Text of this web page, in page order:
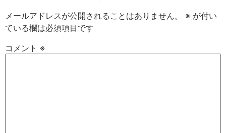
メールアドレスが公開されることはありません。 ※ が付い
ている欄は必須項目です
コメント ※